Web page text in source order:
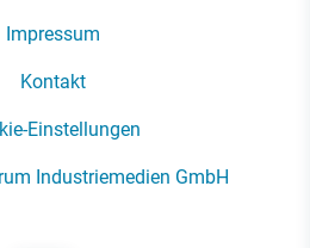
Impressum
Kontakt
Einstellungen
Industriemedien GmbH